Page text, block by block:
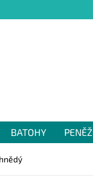
BATOHY